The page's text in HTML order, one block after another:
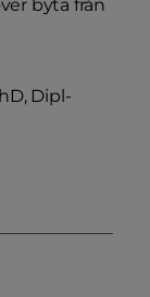
byta från
Dipl-